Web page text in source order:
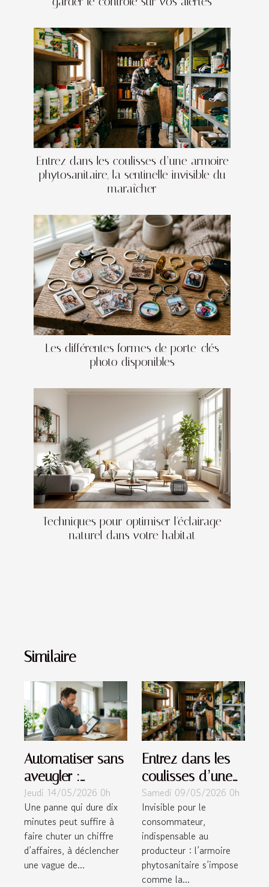
Entrez dans les coulisses d’une armoire
phytosanitaire, la sentinelle invisible du
maraîcher
Les différentes formes de porte-clés
photo disponibles
Techniques pour optimiser l'éclairage
naturel dans votre habitat
Similaire
Automatiser sans
aveugler :
comment garder
le contrôle sur
vos alertes
Jeudi 14/05/2026 0h
Une panne qui dure dix
minutes peut suffire à
faire chuter un chiffre
d’affaires, à déclencher
une vague de...
Entrez dans les
coulisses d’une
armoire
phytosanitaire, la
sentinelle
invisible du
maraîcher
Samedi 09/05/2026 0h
Invisible pour le
consommateur,
indispensable au
producteur : l’armoire
phytosanitaire s’impose
comme la...